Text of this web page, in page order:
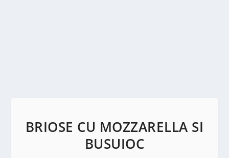
BRIOSE CU MOZZARELLA SI
BUSUIOC